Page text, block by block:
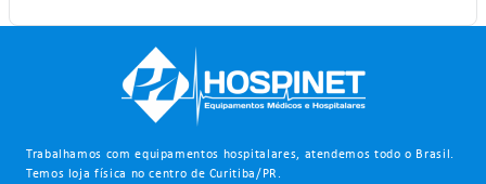
Trabalhamos com equipamentos hospitalares, atendemos todo o Brasil.
Temos loja física no centro de Curitiba/PR.